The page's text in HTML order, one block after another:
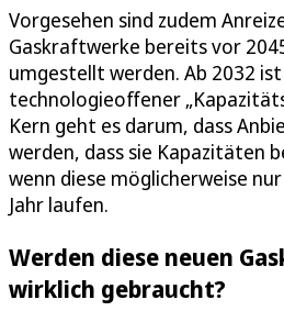
Vorgesehen sind zudem
Gaskraftwerke bereits vor
umgestellt werden. Ab 2032
technologieoffener
Kern geht es darum, dass
werden, dass sie Kapazitäten
wenn diese möglicherweise
Jahr laufen.
Werden diese neuen
wirklich gebraucht?